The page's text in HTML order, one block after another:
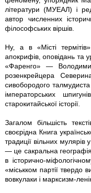
літератури (МУЕАЛ) і
автор численних
філософських віршів.
Ну, а в «Місті
апокрифів, оповідань та
«Фаренго» —
розенкрейцера
сивобородого
імператорських
старокитайської історії.
Загалом більшість
своєрідна Книга
традиції вільних
— це сакральна
в історично-
«міськком партії твердо
вовкулаки і марксизм-